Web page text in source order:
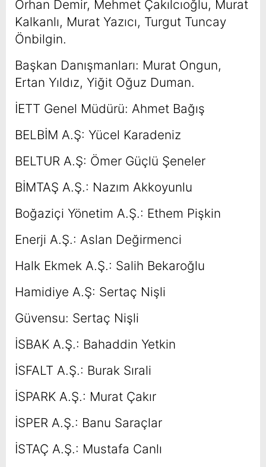
Orhan Demir, Mehmet Çakılcıoğlu, Murat
Kalkanlı, Murat Yazıcı, Turgut Tuncay
Önbilgin.
Başkan Danışmanları: Murat Ongun,
Ertan Yıldız, Yiğit Oğuz Duman.
İETT Genel Müdürü: Ahmet Bağış
BELBİM A.Ş: Yücel Karadeniz
BELTUR A.Ş: Ömer Güçlü Şeneler
BİMTAŞ A.Ş.: Nazım Akkoyunlu
Boğaziçi Yönetim A.Ş.: Ethem Pişkin
Enerji A.Ş.: Aslan Değirmenci
Halk Ekmek A.Ş.: Salih Bekaroğlu
Hamidiye A.Ş: Sertaç Nişli
Güvensu: Sertaç Nişli
İSBAK A.Ş.: Bahaddin Yetkin
İSFALT A.Ş.: Burak Sırali
İSPARK A.Ş.: Murat Çakır
İSPER A.Ş.: Banu Saraçlar
İSTAÇ A.Ş.: Mustafa Canlı